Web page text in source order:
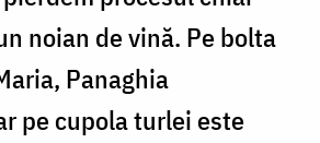
noian de vină. Pe bolta
Panaghia
pe cupola turlei este